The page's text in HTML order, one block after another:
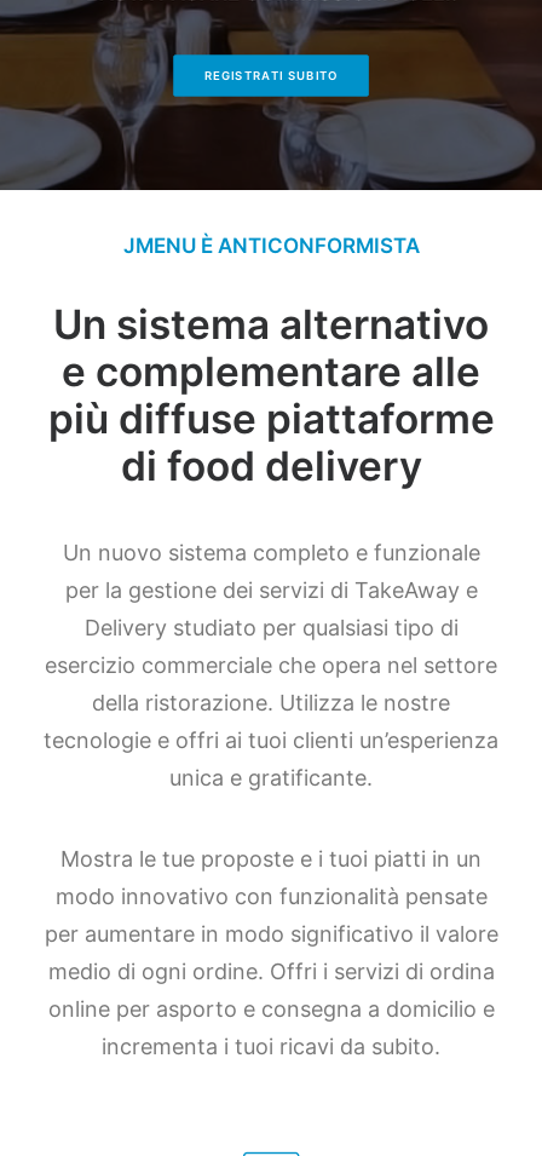
REGISTRATI SUBITO
JMENU È ANTICONFORMISTA
Un sistema alternativo
e complementare alle
più diffuse piattaforme
di food delivery
Un nuovo sistema completo e funzionale
per la gestione dei servizi di TakeAway e
Delivery studiato per qualsiasi tipo di
esercizio commerciale che opera nel settore
della ristorazione. Utilizza le nostre
tecnologie e offri ai tuoi clienti un’esperienza
unica e gratificante.
Mostra le tue proposte e i tuoi piatti in un
modo innovativo con funzionalità pensate
per aumentare in modo significativo il valore
medio di ogni ordine. Offri i servizi di ordina
online per asporto e consegna a domicilio e
incrementa i tuoi ricavi da subito.